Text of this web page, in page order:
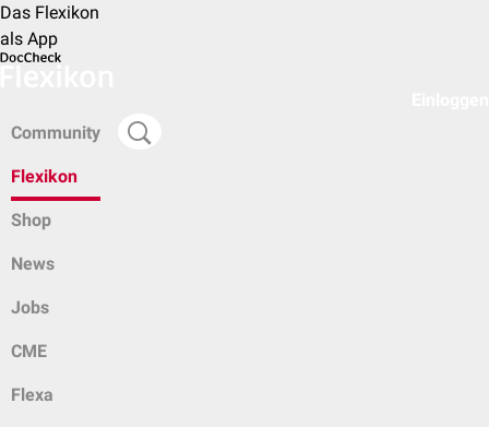
Das Flexikon
als App
Community
Flexikon
Shop
News
Jobs
CME
Flexa